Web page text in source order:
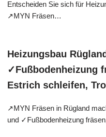
Entscheiden Sie sich für
↗️MYN Fräsen…
Heizungsbau
✓Fußbodenheizung
Estrich schleifen,
↗️MYN Fräsen in Rügland
und ✓Fußbodenheizung